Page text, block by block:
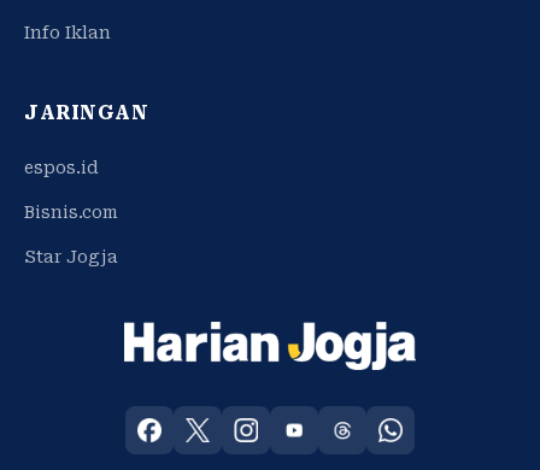
Info Iklan
JARINGAN
espos.id
Bisnis.com
Star Jogja